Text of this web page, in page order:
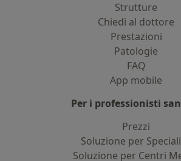
Strutture
Chiedi al dottore
Prestazioni
Patologie
FAQ
App mobile
Per i professionisti
Prezzi
Soluzione per
Soluzione per Centri